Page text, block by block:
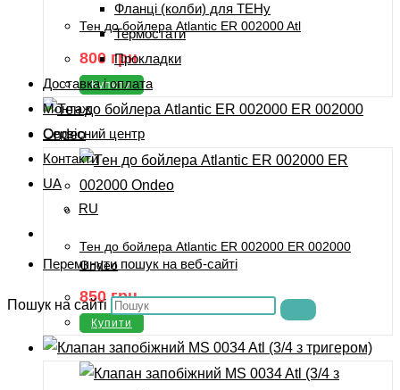
Фланці (колби) для ТЕНу
Термостати
Прокладки
Доставка і оплата
Монтаж
Сервісний центр
Контакти
UA
RU
Перемкнути пошук на веб-сайті
Пошук на сайті
Тен до бойлера Atlantic ER 002000 Atl
800 грн
Купити
Тен до бойлера Atlantic ER 002000 ER 002000
Ondeo
850 грн
Купити